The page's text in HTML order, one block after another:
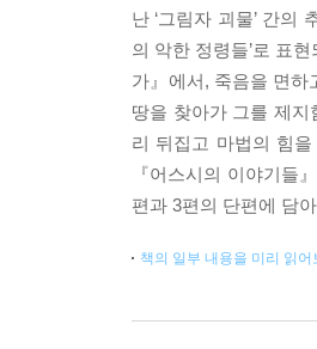
난 ‘그림자 괴물’ 간의
의 악한 정령들’로 표
가』에서, 죽음을 면하
땅을 찾아가 그를 제
리 뒤집고 마법의 힘
『어스시의 이야기들
편과 3편의 단편에 담
책의 일부 내용을 미리 읽